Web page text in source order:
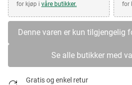
for kjøp i våre butikker.
for
Denne varen er kun tilgjengelig
Se alle butikker med
Gratis og enkel retur